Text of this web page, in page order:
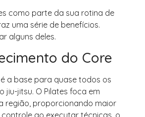
como parte da sua rotina de
uma série de benefícios.
alguns deles.
do Core
a base para quase todos os
jiu-jitsu. O Pilates foca em
região, proporcionando maior